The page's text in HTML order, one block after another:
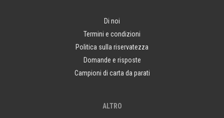
Di noi
Termini e condizioni
Politica sulla riservatezza
Domande e risposte
Campioni di carta da parati
ALTRO